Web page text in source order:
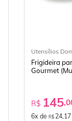
Utensílios
Frigideira
Gourmet
R$ 145
6x de R$ 24,17